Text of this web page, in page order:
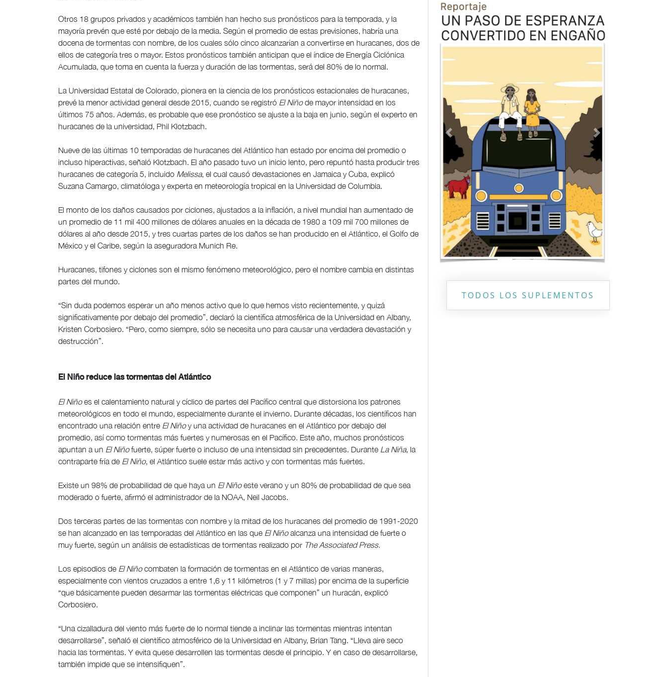
Otros 18 grupos privados y académicos también han hecho sus pronósticos para la temporada, y la
mayoría prevén que esté por debajo de la media. Según el promedio de estas previsiones, habría una
docena de tormentas con nombre, de los cuales sólo cinco alcanzarían a convertirse en huracanes, dos de
ellos de categoría tres o mayor. Estos pronósticos también anticipan que el índice de Energía Ciclónica
Acumulada, que toma en cuenta la fuerza y duración de las tormentas, será del 80% de lo normal.
La Universidad Estatal de Colorado, pionera en la ciencia de los pronósticos estacionales de huracanes,
prevé la menor actividad general desde 2015, cuando se registró El Niñode mayor intensidad en los
últimos 75 años. Además, es probable que ese pronóstico se ajuste a la baja en junio, según el experto en
huracanes de la universidad, Phil Klotzbach.
Nueve de las últimas 10 temporadas de huracanes del Atlántico han estado por encima del promedio o
incluso hiperactivas, señaló Klotzbach. El año pasado tuvo un inicio lento, pero repuntó hasta producir tres
huracanes de categoría 5, incluido Melissa, el cual causó devastaciones en Jamaica y Cuba, explicó
Suzana Camargo, climatóloga y experta en meteorología tropical en la Universidad de Columbia.
El monto de los daños causados por ciclones, ajustados a la inflación, a nivel mundial han aumentado de
un promedio de 11 mil 400 millones de dólares anuales en la década de 1980 a 109 mil 700 millones de
dólares al año desde 2015, y tres cuartas partes de los daños se han producido en el Atlántico, el Golfo de
México y el Caribe, según la aseguradora Munich Re.
Huracanes, tifones y ciclones son el mismo fenómeno meteorológico, pero el nombre cambia en distintas
partes del mundo.
“Sin duda podemos esperar un año menos activo que lo que hemos visto recientemente, y quizá
significativamente por debajo del promedio”, declaró la científica atmosférica de la Universidad en Albany,
Kristen Corbosiero. “Pero, como siempre, sólo se necesita uno para causar una verdadera devastación y
destrucción”.
El Niño reduce las tormentas del Atlántico
El Niñoes el calentamiento natural y cíclico de partes del Pacífico central que distorsiona los patrones
meteorológicos en todo el mundo, especialmente durante el invierno. Durante décadas, los científicos han
encontrado una relación entre El Niñoy una actividad de huracanes en el Atlántico por debajo del
promedio, así como tormentas más fuertes y numerosas en el Pacífico. Este año, muchos pronósticos
apuntan a un El Niñofuerte, súper fuerte o incluso de una intensidad sin precedentes. Durante La Niña, la
contraparte fría de El Niño, el Atlántico suele estar más activo y con tormentas más fuertes.
Existe un 98% de probabilidad de que haya un El Niñoeste verano y un 80% de probabilidad de que sea
moderado o fuerte, afirmó el administrador de la NOAA, Neil Jacobs.
Dos terceras partes de las tormentas con nombre y la mitad de los huracanes del promedio de 1991-2020
se han alcanzado en las temporadas del Atlántico en las que El Niñoalcanza una intensidad de fuerte o
muy fuerte, según un análisis de estadísticas de tormentas realizado por The Associated Press.
Los episodios de El Niñocombaten la formación de tormentas en el Atlántico de varias maneras,
especialmente con vientos cruzados a entre 1,6 y 11 kilómetros (1 y 7 millas) por encima de la superficie
“que básicamente pueden desarmar las tormentas eléctricas que componen” un huracán, explicó
Corbosiero.
“Una cizalladura del viento más fuerte de lo normal tiende a inclinar las tormentas mientras intentan
desarrollarse”, señaló el científico atmosférico de la Universidad en Albany, Brian Tang. “Lleva aire seco
hacia las tormentas. Y evita quese desarrollen las tormentas desde el principio. Y en caso de desarrollarse,
también impide que se intensifiquen”.
Previous Next
TODOS LOS SUPLEMENTOS